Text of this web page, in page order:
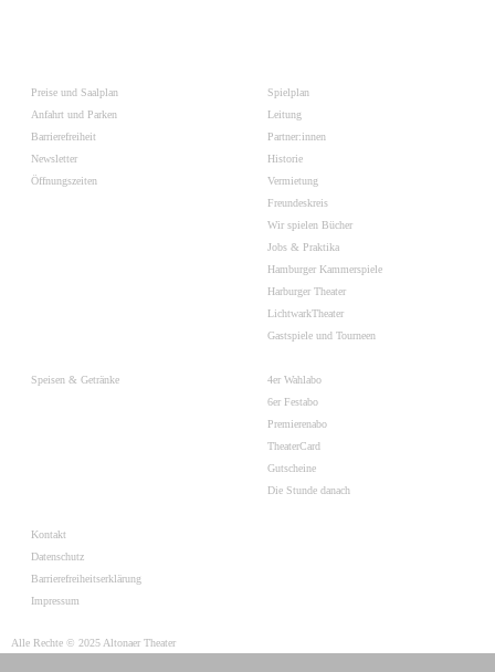
Preise und Saalplan
Anfahrt und Parken
Barrierefreiheit
Newsletter
Öffnungszeiten
Spielplan
Leitung
Partner:innen
Historie
Vermietung
Freundeskreis
Wir spielen Bücher
Jobs & Praktika
Hamburger Kammerspiele
Harburger Theater
LichtwarkTheater
Gastspiele und Tourneen
Speisen & Getränke
4er Wahlabo
6er Festabo
Premierenabo
TheaterCard
Gutscheine
Die Stunde danach
Kontakt
Datenschutz
Barrierefreiheitserklärung
Impressum
Alle Rechte © 2025 Altonaer Theater